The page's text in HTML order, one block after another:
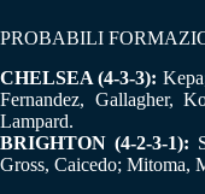
PROBABILI
CHELSEA (4-3-3):
Fernandez, Gallagher,
Lampard.
BRIGHTON (4-2-3-1):
Gross, Caicedo; Mitoma,